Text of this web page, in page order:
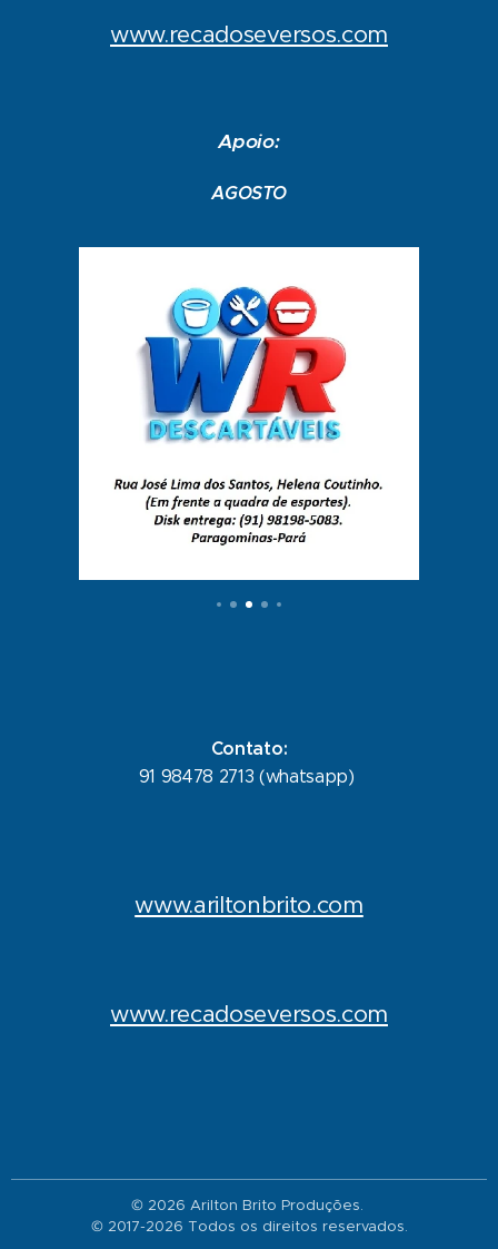
www.recadoseversos.com
Apoio:
AGOSTO
Contato:
91 98478 2713 (whatsapp)
www.ariltonbrito.com
www.recadoseversos.com
© 2026 Arilton Brito Produções.
© 2017-2026 Todos os direitos reservados.